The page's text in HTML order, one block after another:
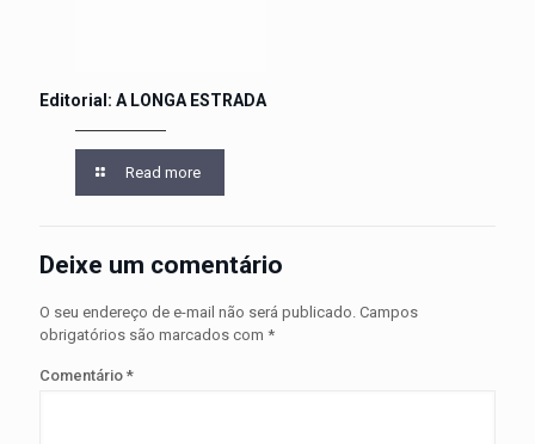
Editorial: A LONGA ESTRADA
Read more
Deixe um comentário
O seu endereço de e-mail não será publicado. Campos
obrigatórios são marcados com *
Comentário *